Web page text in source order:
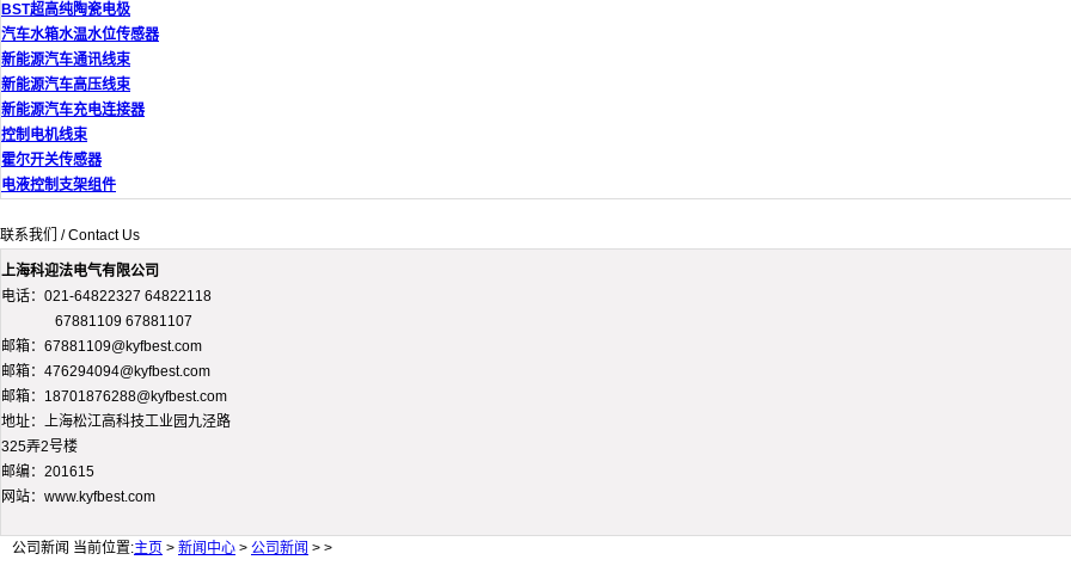
BST超高纯陶瓷电极
汽车水箱水温水位传感器
新能源汽车通讯线束
新能源汽车高压线束
新能源汽车充电连接器
控制电机线束
霍尔开关传感器
电液控制支架组件
联系我们 / Contact Us
上海科迎法电气有限公司
电话：021-64822327 64822118
67881109 67881107
邮箱：67881109@kyfbest.com
邮箱：476294094@kyfbest.com
邮箱：18701876288@kyfbest.com
地址：上海松江高科技工业园九泾路
325弄2号楼
邮编：201615
网站：www.kyfbest.com
公司新闻 当前位置:主页 > 新闻中心 > 公司新闻 > >